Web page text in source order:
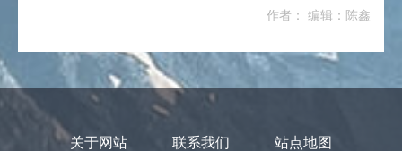
作者： 编辑：陈鑫
关于网站 联系我们
站点地图